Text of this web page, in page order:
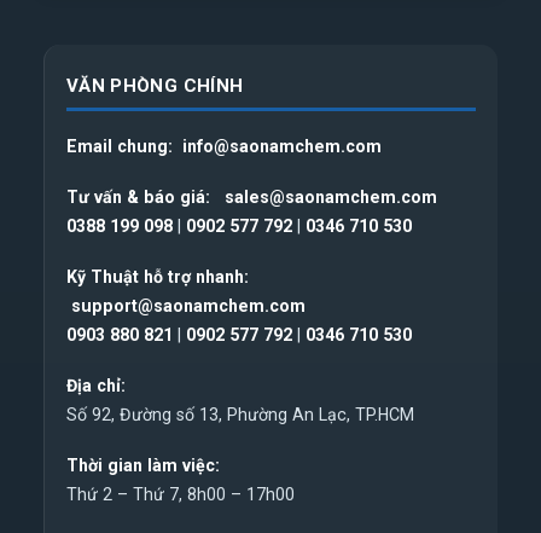
VĂN PHÒNG CHÍNH
Email chung: info@saonamchem.com
Tư vấn & báo giá: sales@saonamchem.com
0388 199 098
0902 577 792 0346 710 530
Kỹ Thuật hỗ trợ nhanh:
support@saonamchem.com
0903 880 821 0902 577 792 0346 710 530
Địa chỉ:
Số 92, Đường số 13, Phường An Lạc, TP.HCM
Thời gian làm việc:
Thứ 2 – Thứ 7, 8h00 – 17h00